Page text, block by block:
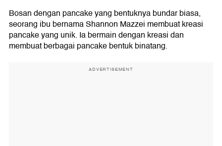
Bosan dengan pancake yang bentuknya bundar biasa,
seorang ibu bernama Shannon Mazzei membuat kreasi
pancake yang unik. Ia bermain dengan kreasi dan
membuat berbagai pancake bentuk binatang.
ADVERTISEMENT